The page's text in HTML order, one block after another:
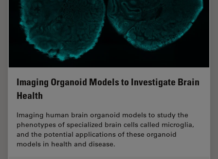
Imaging Organoid Models to Investigate Brain
Health
Imaging human brain organoid models to study the
phenotypes of specialized brain cells called microglia,
and the potential applications of these organoid
models in health and disease.